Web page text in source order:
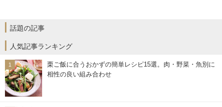
話題の記事
人気記事ランキング
栗ご飯に合うおかずの簡単レシピ15選。肉・野菜・魚別に
相性の良い組み合わせ